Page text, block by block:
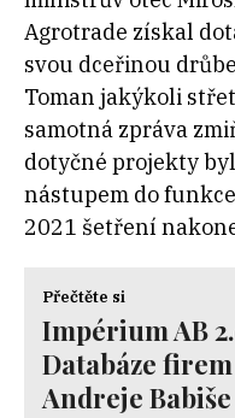
Agrotrade získal
svou dceřinou
Toman jakýkoli
samotná zpráva
dotyčné projekty
nástupem do
2021 šetření
Přečtěte si
Impérium AB
Databáze
Andreje Babiše